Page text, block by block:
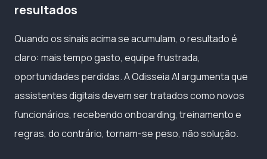
resultados
Quando os sinais acima se acumulam, o resultado é
claro: mais tempo gasto, equipe frustrada,
oportunidades perdidas. A Odisseia AI argumenta que
assistentes digitais devem ser tratados como novos
funcionários, recebendo onboarding, treinamento e
regras, do contrário, tornam-se peso, não solução.